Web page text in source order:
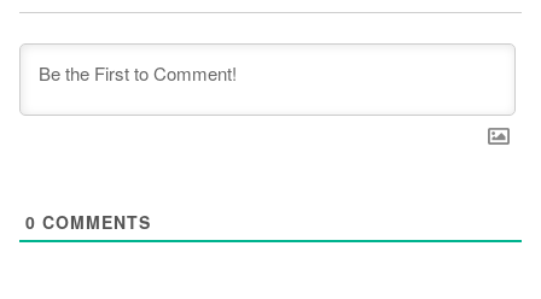
0 COMMENTS